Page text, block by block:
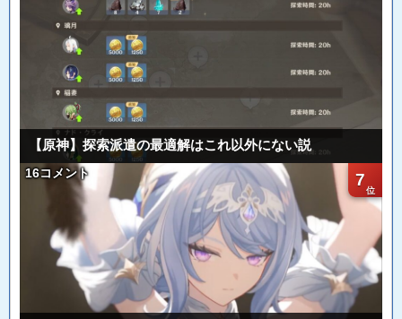
【原神】探索派遣の最適解はこれ以外にない説
7
16コメント